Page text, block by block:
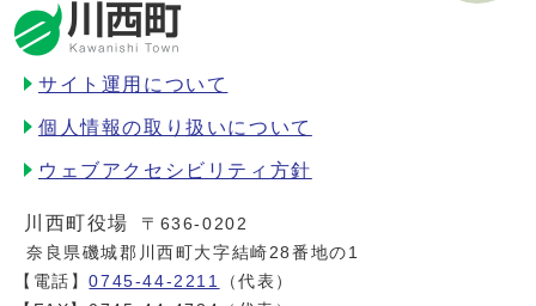
サイト運用について
個人情報の取り扱いについて
ウェブアクセシビリティ方針
川西町役場
〒636-0202
奈良県磯城郡川西町大字結崎28番地の1
【電話】0745-44-2211
（代表）